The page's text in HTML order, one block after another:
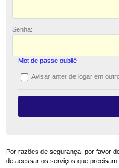
Senha:
Mot de passe oublié
Avisar anter de logar em
Por razões de segurança, por favor
de acessar os serviços que precisam